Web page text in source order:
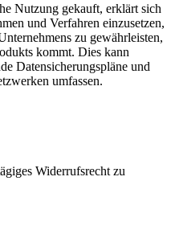
Nutzung gekauft, erklärt sich
und Verfahren einzusetzen,
zu gewährleisten,
kommt. Dies kann
Datensicherungspläne und
umfassen.
Widerrufsrecht zu